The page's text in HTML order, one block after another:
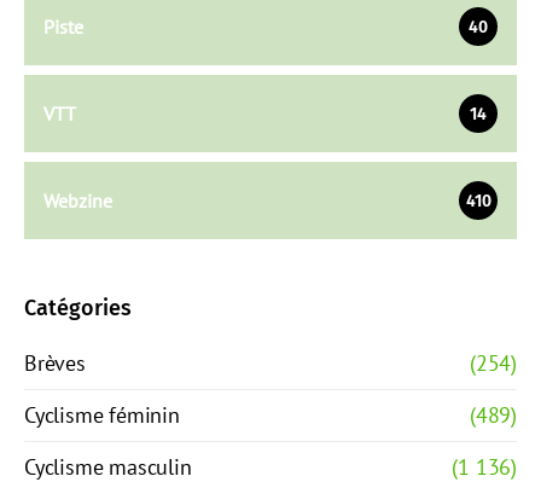
Piste 40
VTT 14
Webzine 410
Catégories
Brèves
(254)
Cyclisme féminin
(489)
Cyclisme masculin
(1 136)